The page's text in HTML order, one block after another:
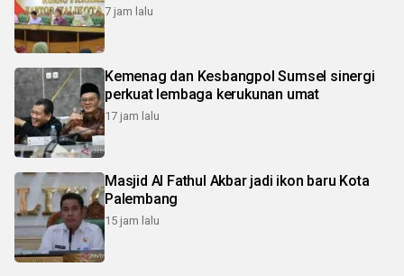
7 jam lalu
Kemenag dan Kesbangpol Sumsel sinergi
perkuat lembaga kerukunan umat
17 jam lalu
Masjid Al Fathul Akbar jadi ikon baru Kota
Palembang
15 jam lalu